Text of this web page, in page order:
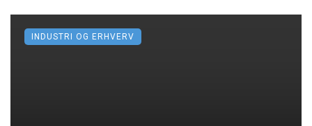
INDUSTRI OG ERHVERV